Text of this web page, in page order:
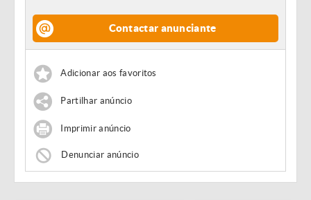
Contactar anunciante
Adicionar aos favoritos
Partilhar anúncio
Imprimir anúncio
Denunciar anúncio